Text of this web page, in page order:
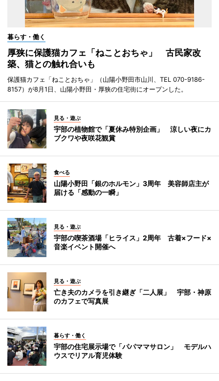
暮らす・働く
厚狭に保護猫カフェ「ねことおちゃ」 古民家改
築、猫との触れ合いも
保護猫カフェ「ねことおちゃ」（山陽小野田市山川、TEL 070-9186-
8157）が8月1日、山陽小野田・厚狭の住宅街にオープンした。
見る・遊ぶ
宇部の植物館で「夏休み特別企画」 涼しい夜にカ
ブクワや夜咲花観賞
食べる
山陽小野田「銀のホルモン」3周年 美容師店主が
届ける「感動の一瞬」
見る・遊ぶ
宇部の喫茶酒場「ヒライス」2周年 古着×フード×
音楽イベント開催へ
見る・遊ぶ
亡き夫のカメラを引き継ぎ「二人展」 宇部・神原
のカフェで写真展
暮らす・働く
宇部の住宅展示場で「パパママサロン」 モデルハ
ウスでリアル育児体験